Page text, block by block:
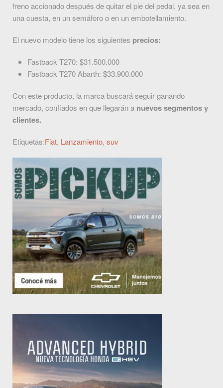
freno accionado después de quitar el pie del pedal, ya sea en
una cuesta, en un semáforo o en un embotellamiento.
El nuevo modelo tiene los siguientes precios:
Fastback T270: $31.500.000
Fastback T270 Abarth: $33.900.000
Con este producto, la marca buscará seguir ganando
mercado, confiados en que llegarán a nuevos segmentos y
clientes.
Etiquetas:Fiat, Lanzamiento, suv